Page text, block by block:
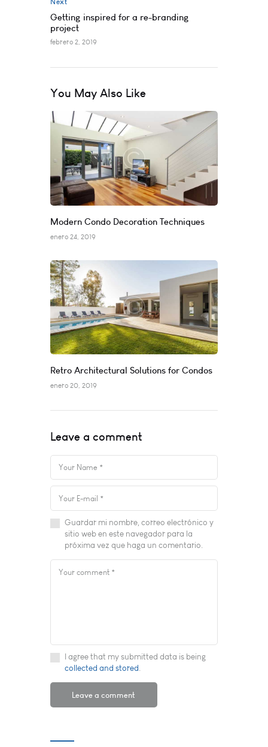
Getting inspired for a re-branding
project
febrero 2, 2019
You May Also Like
Modern Condo Decoration Techniques
enero 24, 2019
Retro Architectural Solutions for Condos
enero 20, 2019
Leave a comment
Guardar mi nombre, correo electrónico y
sitio web en este navegador para la
próxima vez que haga un comentario.
I agree that my submitted data is being
collected and stored.